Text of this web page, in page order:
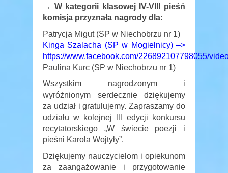
→ W kategorii klasowej IV-VIII pieśń
komisja przyznała nagrody dla:
Patrycja Migut (SP w Niechobrzu nr 1)
Kinga Szalacha (SP w Mogielnicy) –>
https://www.facebook.com/226892107798055/
Paulina Kurc (SP w Niechobrzu nr 1)
Wszystkim nagrodzonym i
wyróżnionym serdecznie dziękujemy
za udział i gratulujemy. Zapraszamy do
udziału w kolejnej III edycji konkursu
recytatorskiego „W świecie poezji i
pieśni Karola Wojtyły”.
Dziękujemy nauczycielom i opiekunom
za zaangażowanie i przygotowanie